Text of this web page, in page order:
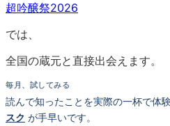
超吟醸祭2026
では、
全国の蔵元と直接出会えます。
毎月、試してみる
読んで知ったことを実際の一杯で体験
スク が手早いです。